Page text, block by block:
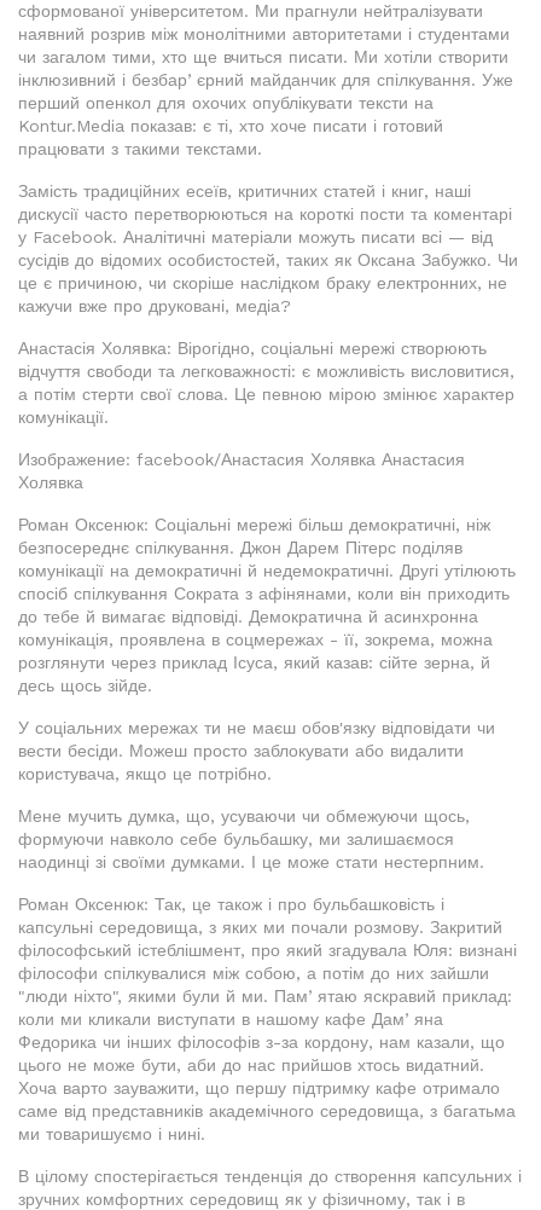
сформованої університетом. Ми прагнули нейтралізувати
наявний розрив між монолітними авторитетами і студентами
чи загалом тими, хто ще вчиться писати. Ми хотіли створити
інклюзивний і безбарʼєрний майданчик для спілкування. Уже
перший опенкол для охочих опублікувати тексти на
Kontur.Media показав: є ті, хто хоче писати і готовий
працювати з такими текстами.
Замість традиційних есеїв, критичних статей і книг, наші
дискусії часто перетворюються на короткі пости та коментарі
у Facebook. Аналітичні матеріали можуть писати всі — від
сусідів до відомих особистостей, таких як Оксана Забужко. Чи
це є причиною, чи скоріше наслідком браку електронних, не
кажучи вже про друковані, медіа?
Анастасія Холявка: Вірогідно, соціальні мережі створюють
відчуття свободи та легковажності: є можливість висловитися,
а потім стерти свої слова. Це певною мірою змінює характер
комунікації.
Изображение: facebook/Анастасия Холявка Анастасия
Холявка
Роман Оксенюк: Соціальні мережі більш демократичні, ніж
безпосереднє спілкування. Джон Дарем Пітерс поділяв
комунікації на демократичні й недемократичні. Другі утілюють
спосіб спілкування Сократа з афінянами, коли він приходить
до тебе й вимагає відповіді. Демократична й асинхронна
комунікація, проявлена в соцмережах - її, зокрема, можна
розглянути через приклад Ісуса, який казав: сійте зерна, й
десь щось зійде.
У соціальних мережах ти не маєш обов'язку відповідати чи
вести бесіди. Можеш просто заблокувати або видалити
користувача, якщо це потрібно.
Мене мучить думка, що, усуваючи чи обмежуючи щось,
формуючи навколо себе бульбашку, ми залишаємося
наодинці зі своїми думками. І це може стати нестерпним.
Роман Оксенюк: Так, це також і про бульбашковість і
капсульні середовища, з яких ми почали розмову. Закритий
філософський істеблішмент, про який згадувала Юля: визнані
філософи спілкувалися між собою, а потім до них зайшли
"люди ніхто", якими були й ми. Памʼятаю яскравий приклад:
коли ми кликали виступати в нашому кафе Дамʼяна
Федорика чи інших філософів з-за кордону, нам казали, що
цього не може бути, аби до нас прийшов хтось видатний.
Хоча варто зауважити, що першу підтримку кафе отримало
саме від представників академічного середовища, з багатьма
ми товаришуємо і нині.
В цілому спостерігається тенденція до створення капсульних і
зручних комфортних середовищ як у фізичному, так і в